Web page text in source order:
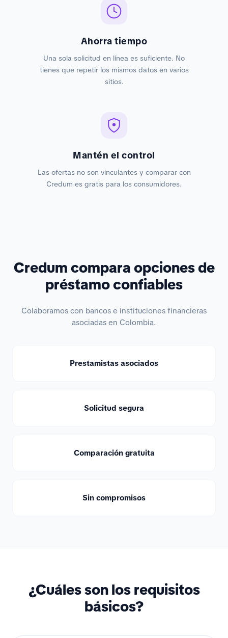
Ahorra tiempo
Una sola solicitud en línea es suficiente. No
tienes que repetir los mismos datos en varios
sitios.
Mantén el control
Las ofertas no son vinculantes y comparar con
Credum es gratis para los consumidores.
Credum compara opciones de
préstamo confiables
Colaboramos con bancos e instituciones financieras
asociadas en Colombia.
Prestamistas asociados
Solicitud segura
Comparación gratuita
Sin compromisos
¿Cuáles son los requisitos
básicos?